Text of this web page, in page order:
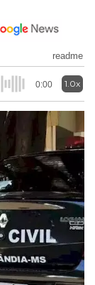
readme
0:00 1.0x